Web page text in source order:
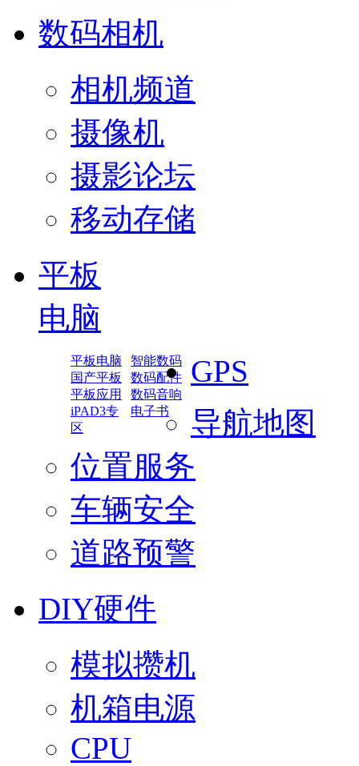
数码相机
相机频道
摄像机
摄影论坛
移动存储
平板
电脑
平板电脑
智能数码
国产平板
数码配件
平板应用
数码音响
iPAD3专
区
电子书
GPS
导航地图
位置服务
车辆安全
道路预警
DIY硬件
模拟攒机
机箱电源
CPU